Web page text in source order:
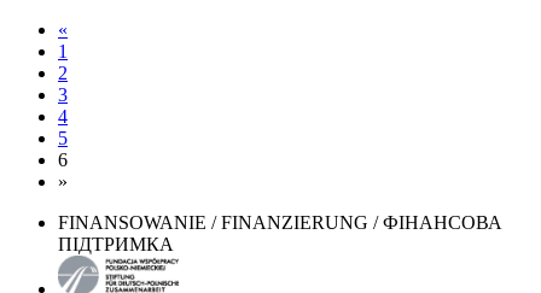
«
1
2
3
4
5
6
»
FINANSOWANIE / FINANZIERUNG / ФІНАНСОВА
ПІДТРИМКА